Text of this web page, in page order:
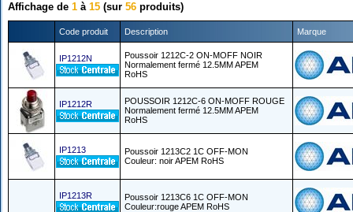
Affichage de 1 à 15 (sur 56 produits)
Code produit Description Marque
IP1212N
Poussoir 1212C-2 ON-MOFF NOIR
Normalement fermé 12.5MM APEM
RoHS
IP1212R
POUSSOIR 1212C-6 ON-MOFF ROUGE
Normalement fermé 12.5MM APEM
RoHS
IP1213
Poussoir 1213C2 1C OFF-MON
Couleur: noir APEM RoHS
IP1213R
Poussoir 1213C6 1C OFF-MON
Couleur:rouge APEM RoHS